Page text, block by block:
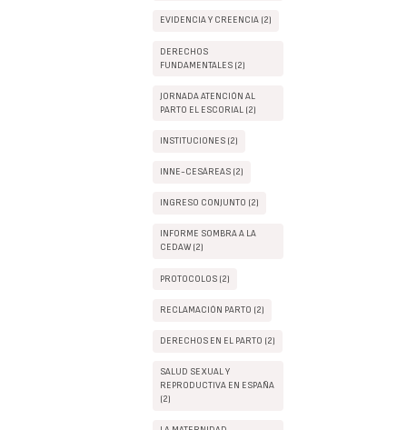
EVIDENCIA Y CREENCIA (2)
DERECHOS
FUNDAMENTALES (2)
JORNADA ATENCIÓN AL
PARTO EL ESCORIAL (2)
INSTITUCIONES (2)
INNE-CESÁREAS (2)
INGRESO CONJUNTO (2)
INFORME SOMBRA A LA
CEDAW (2)
PROTOCOLOS (2)
RECLAMACIÓN PARTO (2)
DERECHOS EN EL PARTO (2)
SALUD SEXUAL Y
REPRODUCTIVA EN ESPAÑA
(2)